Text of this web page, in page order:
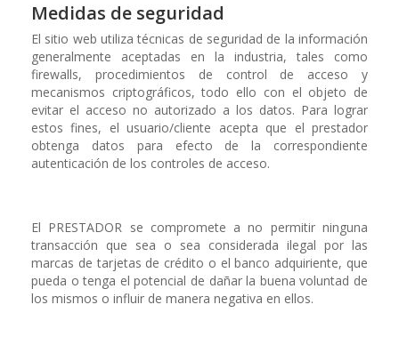
Medidas de seguridad
El sitio web utiliza técnicas de seguridad de la información
generalmente aceptadas en la industria, tales como
firewalls, procedimientos de control de acceso y
mecanismos criptográficos, todo ello con el objeto de
evitar el acceso no autorizado a los datos. Para lograr
estos fines, el usuario/cliente acepta que el prestador
obtenga datos para efecto de la correspondiente
autenticación de los controles de acceso.
El PRESTADOR se compromete a no permitir ninguna
transacción que sea o sea considerada ilegal por las
marcas de tarjetas de crédito o el banco adquiriente, que
pueda o tenga el potencial de dañar la buena voluntad de
los mismos o influir de manera negativa en ellos.